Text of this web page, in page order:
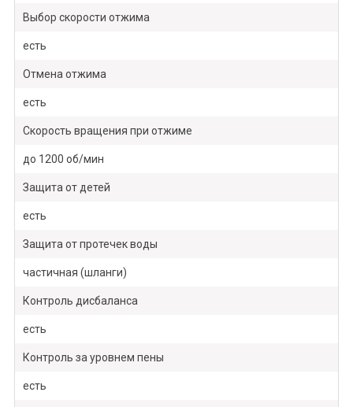
Выбор скорости отжима
есть
Отмена отжима
есть
Скорость вращения при отжиме
до 1200 об/мин
Защита от детей
есть
Защита от протечек воды
частичная (шланги)
Контроль дисбаланса
есть
Контроль за уровнем пены
есть